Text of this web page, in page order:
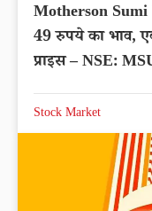
Motherson
49 रुपये का भाव,
प्राइस – NSE:
Stock Market